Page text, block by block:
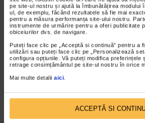
pe site-ul nostru și ajută la îmbunătățirea modului
ul, de exemplu, făcând rezultatele să fie mai
pentru a măsura performanța site-ului nostru.
instrumente de urmărire pentru a oferi publicitate
obiceiurilor dvs. de navigare.
Puteți face clic pe „Acceptă si continuă” pentru a
utilizări sau puteți face clic pe „Personalizează
configura opțiunile. Vă puteți modifica preferințele
retrage consimțământul pe site-ul nostru în orice
Mai multe detalii aici
ACCEPTĂ SI
ARTELE CUVINTELOR
Dan C.Mihailescu despre
Zoe Camarasescu
25/05/2012
Cea de-a doua editie a “Amintirilor” Zoei
lansata la Wagner- Maison de la
VIDEO